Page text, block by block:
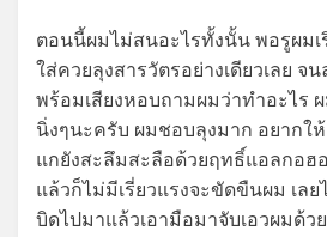
ตอนนี้ผมไม่สนอะไรทั้งนั้น พอรูผม
ใส่ควยลุงสารวัตรอย่างเดียวเลย จ
พร้อมเสียงหอบถามผมว่าทำอะไร
นิ่งๆนะครับ ผมชอบลุงมาก อยากใ
แกยังสะลึมสะลือด้วยฤทธิ์แอลกอฮ
แล้วก็ไม่มีเรี่ยวแรงจะขัดขืนผม เล
บิดไปมาแล้วเอามือมาจับเอวผมด้ว